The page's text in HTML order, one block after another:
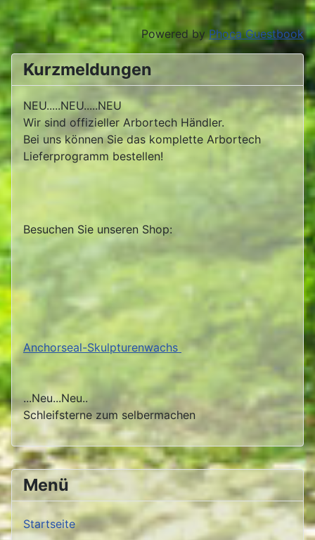
Menü
Startseite
Powered by Phoca Guestbook
Kurzmeldungen
NEU.....NEU.....NEU
Wir sind offizieller Arbortech Händler.
Bei uns können Sie das komplette Arbortech
Lieferprogramm bestellen!
Besuchen Sie unseren Shop:
Anchorseal-Skulpturenwachs
...Neu...Neu..
Schleifsterne zum selbermachen